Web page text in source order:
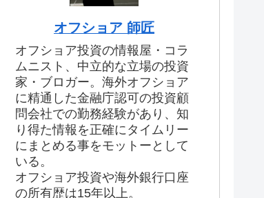
オフショア 師匠
オフショア投資の情報屋・コラ
ムニスト、中立的な立場の投資
家・ブロガー。海外オフショア
に精通した金融庁認可の投資顧
問会社での勤務経験があり、知
り得た情報を正確にタイムリー
にまとめる事をモットーとして
いる。
オフショア投資や海外銀行口座
の所有歴は15年以上。